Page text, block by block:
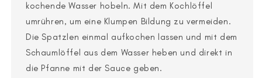
kochende Wasser hobeln. Mit dem Kochlöffel
umrühren, um eine Klumpen Bildung zu vermeiden.
Die Spatzlen einmal aufkochen lassen und mit dem
Schaumlöffel aus dem Wasser heben und direkt in
die Pfanne mit der Sauce geben.